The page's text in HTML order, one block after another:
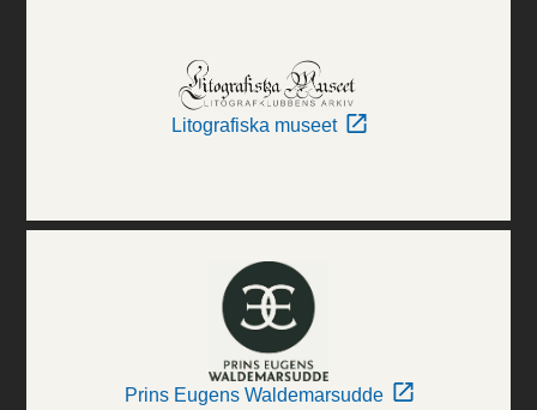
Litografiska museet
Prins Eugens Waldemarsudde